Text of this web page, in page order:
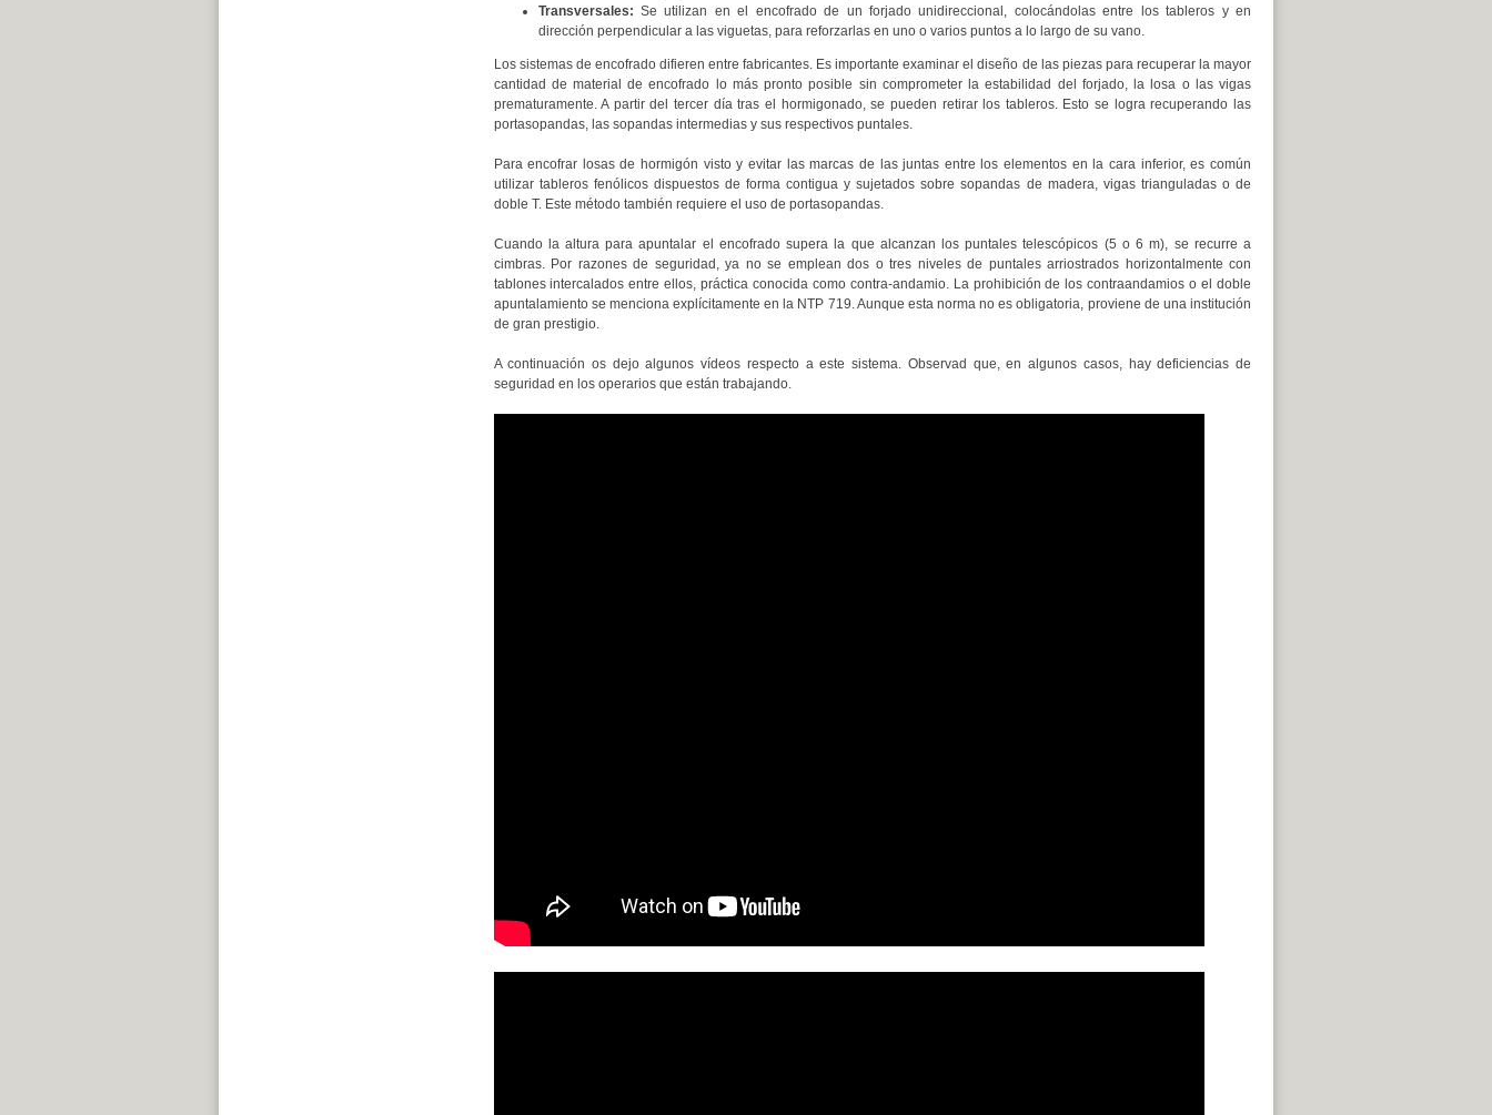
Transversales: Se utilizan en el encofrado de un forjado unidireccional, colocándolas entre los tableros y en
dirección perpendicular a las viguetas, para reforzarlas en uno o varios puntos a lo largo de su vano.
Los sistemas de encofrado difieren entre fabricantes. Es importante examinar el diseño de las piezas para recuperar la mayor
cantidad de material de encofrado lo más pronto posible sin comprometer la estabilidad del forjado, la losa o las vigas
prematuramente. A partir del tercer día tras el hormigonado, se pueden retirar los tableros. Esto se logra recuperando las
portasopandas, las sopandas intermedias y sus respectivos puntales.
Para encofrar losas de hormigón visto y evitar las marcas de las juntas entre los elementos en la cara inferior, es común
utilizar tableros fenólicos dispuestos de forma contigua y sujetados sobre sopandas de madera, vigas trianguladas o de
doble T. Este método también requiere el uso de portasopandas.
Cuando la altura para apuntalar el encofrado supera la que alcanzan los puntales telescópicos (5 o 6 m), se recurre a
cimbras. Por razones de seguridad, ya no se emplean dos o tres niveles de puntales arriostrados horizontalmente con
tablones intercalados entre ellos, práctica conocida como contra-andamio. La prohibición de los contraandamios o el doble
apuntalamiento se menciona explícitamente en la NTP 719. Aunque esta norma no es obligatoria, proviene de una institución
de gran prestigio.
A continuación os dejo algunos vídeos respecto a este sistema. Observad que, en algunos casos, hay deficiencias de
seguridad en los operarios que están trabajando.